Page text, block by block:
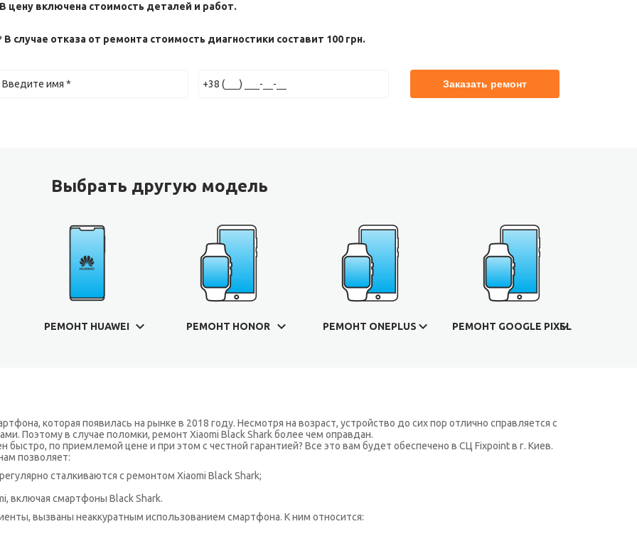
цену включена стоимость деталей и работ.
В случае отказа от ремонта стоимость диагностики составит 100 грн.
Выбрать другую модель
РЕМОНТ HUAWEI РЕМОНТ HONOR РЕМОНТ ONEPLUS РЕМОНТ GOOGLE PIXEL
которая появилась на рынке в 2018 году. Несмотря на возраст, устройство до сих пор отлично справляется с
Поэтому в случае поломки, ремонт Xiaomi Black Shark более чем оправдан.
по приемлемой цене и при этом с честной гарантией? Все это вам будет обеспечено в СЦ Fixpoint в г. Киев.
позволяет:
сталкиваются с ремонтом Xiaomi Black Shark;
включая смартфоны Black Shark.
вызваны неаккуратным использованием смартфона. К ним относится: